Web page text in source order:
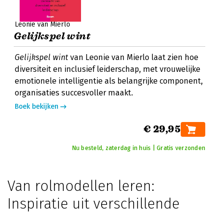
Leonie van Mierlo
Gelijkspel wint
Gelijkspel wint van Leonie van Mierlo laat zien hoe
diversiteit en inclusief leiderschap, met vrouwelijke
emotionele intelligentie als belangrijke component,
organisaties succesvoller maakt.
Boek bekijken
€ 29,95
Nu besteld, zaterdag in huis | Gratis verzonden
Van rolmodellen leren:
Inspiratie uit verschillende